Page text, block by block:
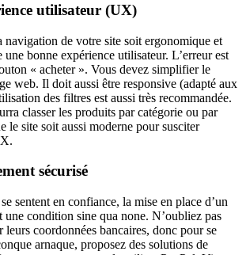
utilisateur (UX)
navigation de votre site soit ergonomique et
bonne expérience utilisateur. L’erreur est
« acheter ». Vous devez simplifier le
web. Il doit aussi être responsive (adapté aux
des filtres est aussi très recommandée.
classer les produits par catégorie ou par
le site soit aussi moderne pour susciter
sécurisé
sentent en confiance, la mise en place d’un
une condition sine qua none. N’oubliez pas
coordonnées bancaires, donc pour se
arnaque, proposez des solutions de